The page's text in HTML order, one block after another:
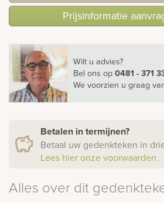
Prijsinformatie
Wilt u advies?
Bel ons op0481 - 371
We voorzien u graag
Betalen in termijnen?
Betaal uw gedenkteken in
Lees hier onze voorwaarden.
Alles over dit